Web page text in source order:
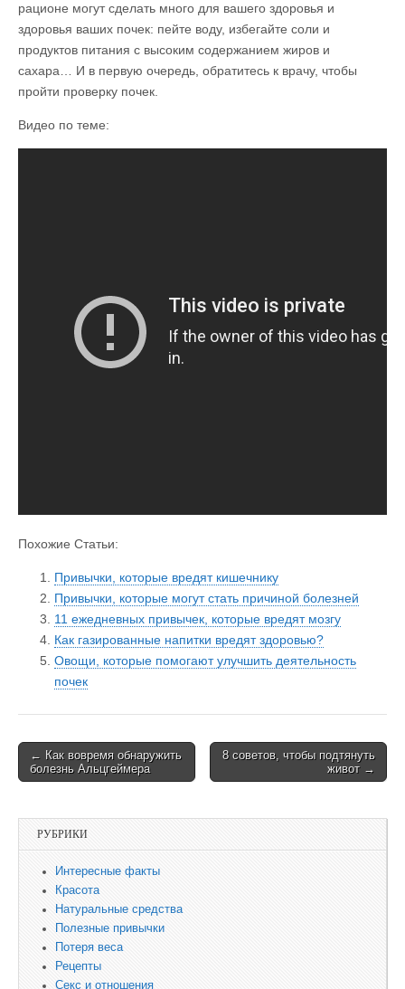
рационе могут сделать много для вашего здоровья и
здоровья ваших почек: пейте воду, избегайте соли и
продуктов питания с высоким содержанием жиров и
сахара… И в первую очередь, обратитесь к врачу, чтобы
пройти проверку почек.
Видео по теме:
Похожие Статьи:
Привычки, которые вредят кишечнику
Привычки, которые могут стать причиной болезней
11 ежедневных привычек, которые вредят мозгу
Как газированные напитки вредят здоровью?
Овощи, которые помогают улучшить деятельность
почек
Post navigation
← Как вовремя обнаружить
болезнь Альцгеймера
8 советов, чтобы подтянуть
живот →
РУБРИКИ
Интересные факты
Красота
Натуральные средства
Полезные привычки
Потеря веса
Рецепты
Секс и отношения